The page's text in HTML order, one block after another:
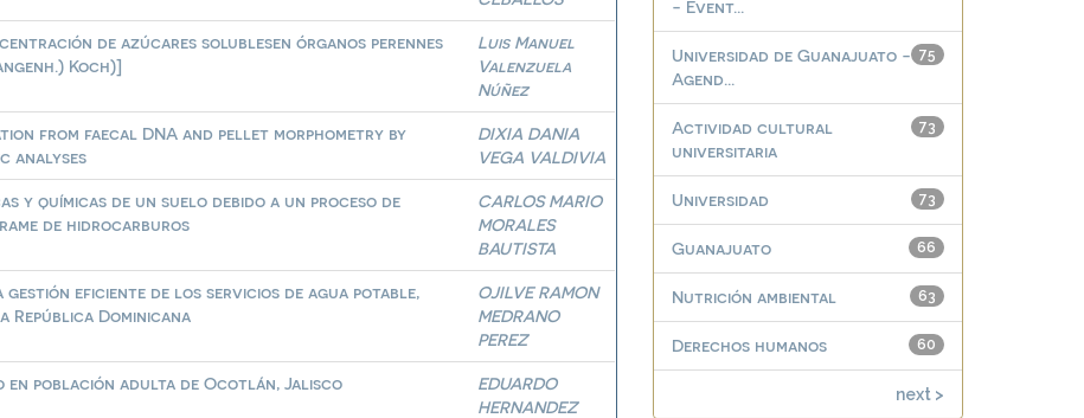
de azúcares solublesen órganos perennes
Koch)]
Luis Manuel
Valenzuela
Núñez
from faecal DNA and pellet morphometry by
analyses
DIXIA DANIA
VEGA VALDIVIA
y químicas de un suelo debido a un proceso de
de hidrocarburos
CARLOS MARIO
MORALES
BAUTISTA
gestión eficiente de los servicios de agua potable,
República Dominicana
OJILVE RAMON
MEDRANO
PEREZ
población adulta de Ocotlán, Jalisco
EDUARDO
HERNANDEZ
- Event...
75
Universidad de Guanajuato -
Agend...
73
Actividad cultural
universitaria
73
Universidad
66
Guanajuato
63
Nutrición ambiental
60
Derechos humanos
next >